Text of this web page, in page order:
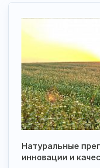
Натуральные
инновации и